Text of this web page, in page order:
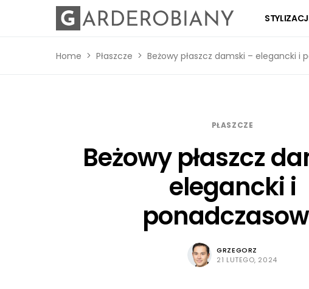
Home Płaszcze Beżowy płaszcz damski – elegancki i
PŁASZCZE
Beżowy płaszcz
elegancki i
GRZEGORZ
21 LUTEGO, 2024